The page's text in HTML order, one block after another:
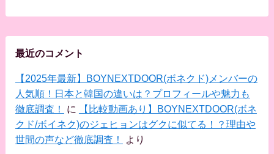
最近のコメント
【2025年最新】BOYNEXTDOOR(ボネクド)メンバーの
人気順！日本と韓国の違いは？プロフィールや魅力も
徹底調査！
に
【比較動画あり】BOYNEXTDOOR(ボネ
クド/ボイネク)のジェヒョンはグクに似てる！？理由や
世間の声など徹底調査！
より